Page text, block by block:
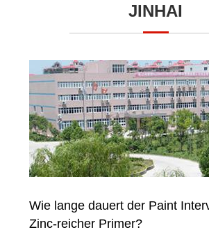
JINHAI
Wie lange dauert der Paint
Zinc-reicher Primer?